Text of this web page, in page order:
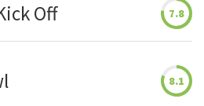
Off 7.8
8.1